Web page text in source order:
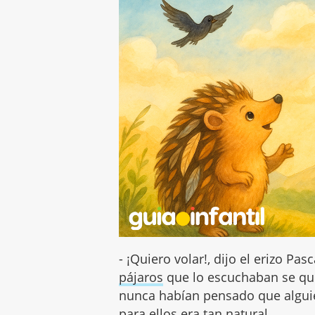
- ¡Quiero volar!, dijo el erizo
pájaros que lo escuchaban se
nunca habían pensado que